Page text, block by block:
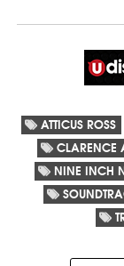
ATTICUS ROSS
CLARENCE
NINE INCH